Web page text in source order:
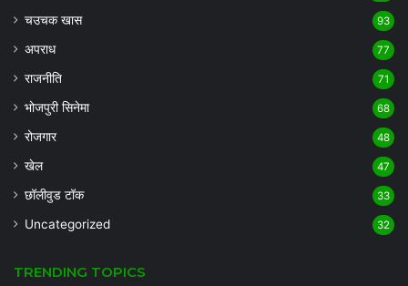
चउचक खास 93
अपराध 77
राजनीति 71
भोजपुरी सिनेमा 68
रोजगार 48
खेल 47
छॉलीवुड टॉक 33
Uncategorized 32
TRENDING TOPICS